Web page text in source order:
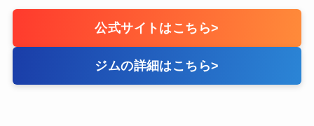
公式サイトはこちら>
ジムの詳細はこちら>